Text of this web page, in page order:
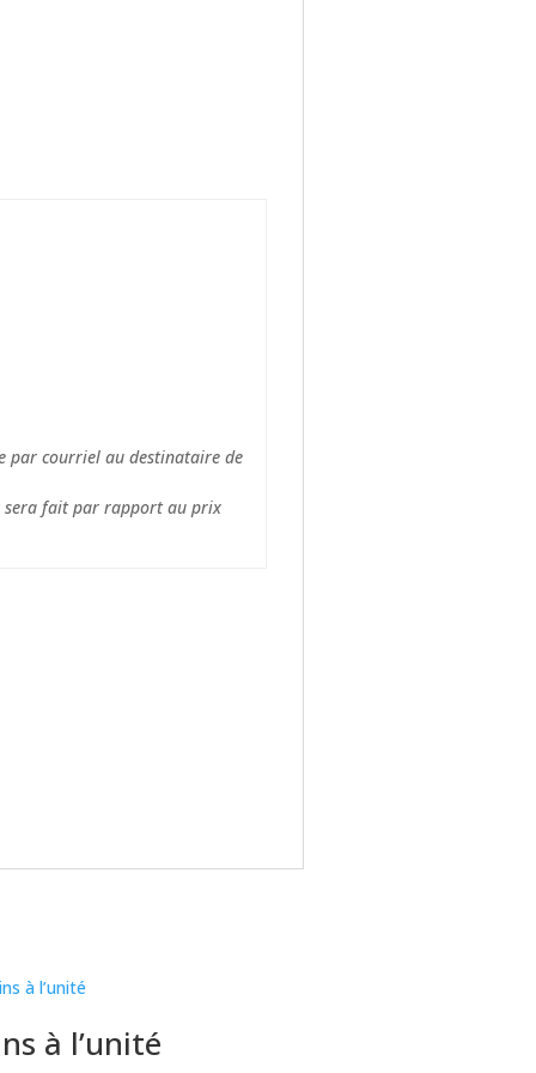
par courriel au destinataire de
sera fait par rapport au prix
à l’unité